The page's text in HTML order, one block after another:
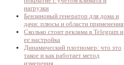
нагрузки
Бензиновый генератор для дома и
дачи: плюсы и области применения
Сколько стоит реклама в Telegram и
ее настройка
Динамический плотномер: что это
такое и как работает метод
измерения